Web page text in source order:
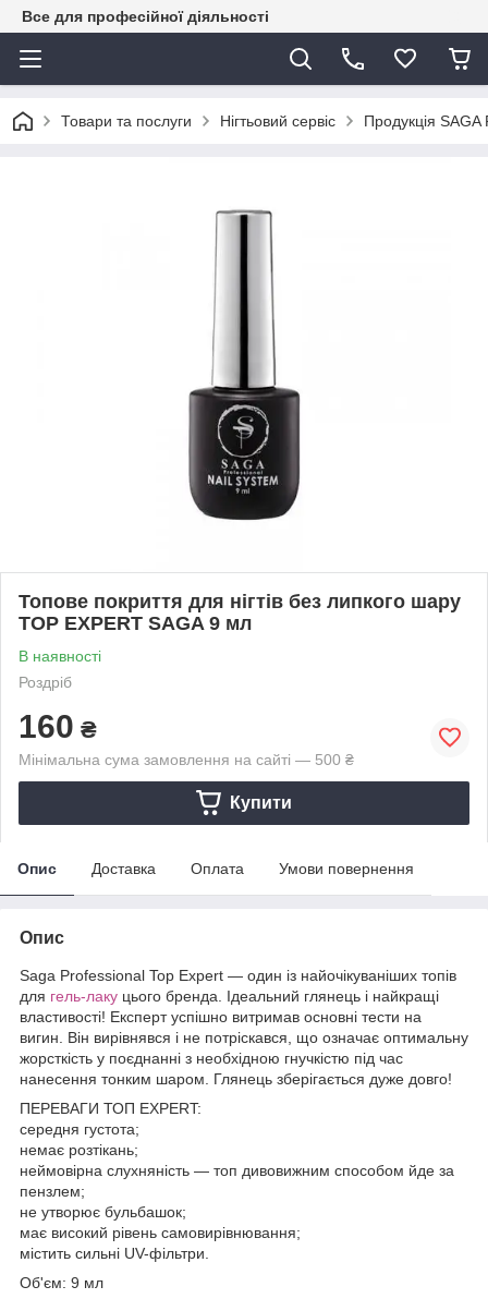
Все для професійної діяльності
Товари та послуги Нігтьовий сервіс Продукція
Топове покриття для нігтів без липкого шару
TOP EXPERT SAGA 9 мл
В наявності
Роздріб
160 ₴
Мінімальна сума замовлення на сайті — 500 ₴
Купити
Опис Доставка Оплата Умови повернення
Опис
Saga Professional Top Expert — один із найочікуваніших топів
для гель-лаку цього бренда. Ідеальний глянець і найкращі
властивості! Експерт успішно витримав основні тести на
вигин. Він вирівнявся і не потріскався, що означає оптимальну
жорсткість у поєднанні з необхідною гнучкістю під час
нанесення тонким шаром. Глянець зберігається дуже довго!
ПЕРЕВАГИ ТОП EXPERT:
середня густота;
немає розтікань;
неймовірна слухняність — топ дивовижним способом йде за
пензлем;
не утворює бульбашок;
має високий рівень самовирівнювання;
містить сильні UV-фільтри.
Об'єм: 9 мл